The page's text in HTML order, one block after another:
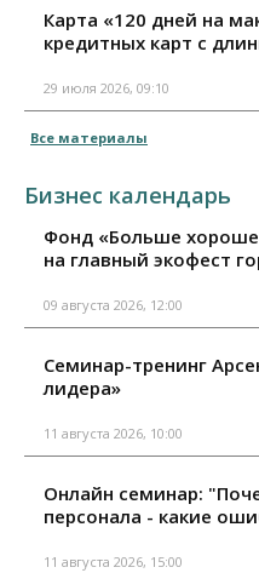
Карта «120 дней на
кредитных карт с
29 июля 2026, 09:10
Все материалы
Бизнес календарь
Фонд «Больше
на главный экофест
09 августа 2026, 12:00
Семинар-тренинг
лидера»
11 августа 2026, 10:00
Онлайн семинар:
персонала - какие
11 августа 2026, 15:00